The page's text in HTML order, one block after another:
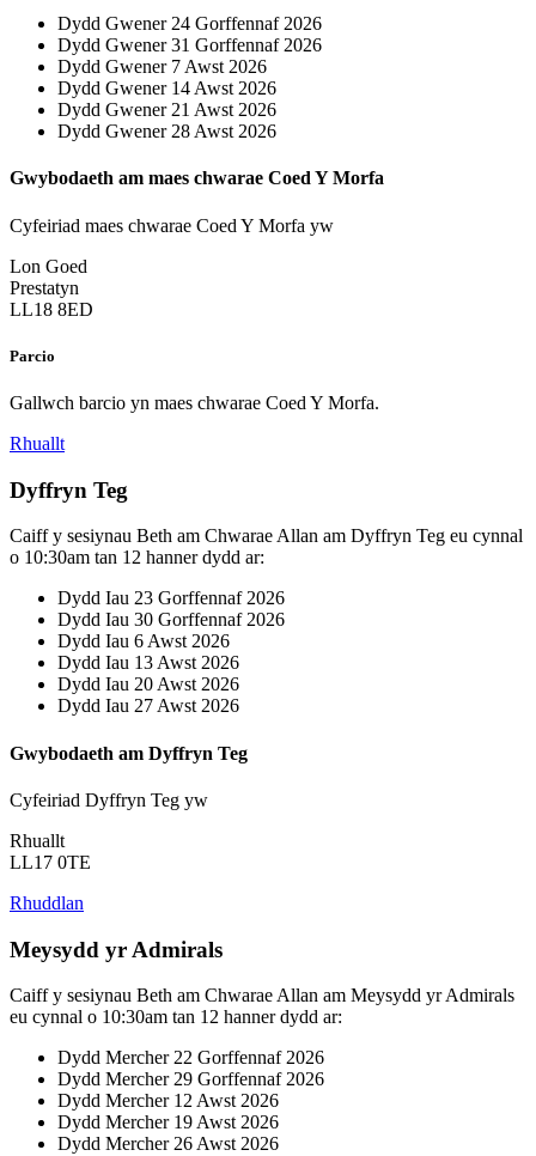
Dydd Gwener 24 Gorffennaf 2026
Dydd Gwener 31 Gorffennaf 2026
Dydd Gwener 7 Awst 2026
Dydd Gwener 14 Awst 2026
Dydd Gwener 21 Awst 2026
Dydd Gwener 28 Awst 2026
Gwybodaeth am maes chwarae Coed Y Morfa
Cyfeiriad maes chwarae Coed Y Morfa yw
Lon Goed
Prestatyn
LL18 8ED
Parcio
Gallwch barcio yn maes chwarae Coed Y Morfa.
Rhuallt
Dyffryn Teg
Caiff y sesiynau Beth am Chwarae Allan am Dyffryn Teg eu cynnal
o 10:30am tan 12 hanner dydd ar:
Dydd Iau 23 Gorffennaf 2026
Dydd Iau 30 Gorffennaf 2026
Dydd Iau 6 Awst 2026
Dydd Iau 13 Awst 2026
Dydd Iau 20 Awst 2026
Dydd Iau 27 Awst 2026
Gwybodaeth am Dyffryn Teg
Cyfeiriad Dyffryn Teg yw
Rhuallt
LL17 0TE
Rhuddlan
Meysydd yr Admirals
Caiff y sesiynau Beth am Chwarae Allan am Meysydd yr Admirals
eu cynnal o 10:30am tan 12 hanner dydd ar:
Dydd Mercher 22 Gorffennaf 2026
Dydd Mercher 29 Gorffennaf 2026
Dydd Mercher 12 Awst 2026
Dydd Mercher 19 Awst 2026
Dydd Mercher 26 Awst 2026